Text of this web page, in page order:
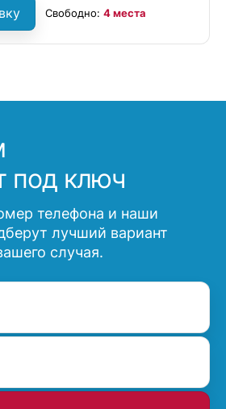
Свободно: 4 места
под ключ
телефона и наши
лучший вариант
случая.